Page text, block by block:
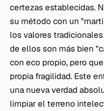
certezas establecidas.
su método con un
los valores
de ellos son más bien
con eco propio, pero
propia fragilidad. Este
una nueva verdad
limpiar el terreno